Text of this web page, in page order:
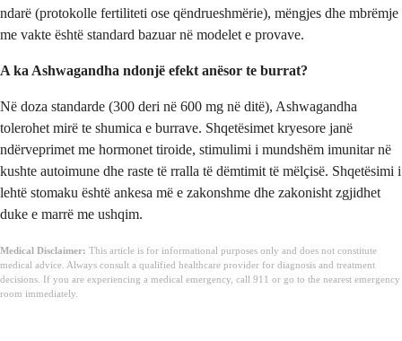
ndarë (protokolle fertiliteti ose qëndrueshmërie), mëngjes dhe mbrëmje
me vakte është standard bazuar në modelet e provave.
A ka Ashwagandha ndonjë efekt anësor te burrat?
Në doza standarde (300 deri në 600 mg në ditë), Ashwagandha
tolerohet mirë te shumica e burrave. Shqetësimet kryesore janë
ndërveprimet me hormonet tiroide, stimulimi i mundshëm imunitar në
kushte autoimune dhe raste të rralla të dëmtimit të mëlçisë. Shqetësimi i
lehtë stomaku është ankesa më e zakonshme dhe zakonisht zgjidhet
duke e marrë me ushqim.
Medical Disclaimer: This article is for informational purposes only and does not constitute
medical advice. Always consult a qualified healthcare provider for diagnosis and treatment
decisions. If you are experiencing a medical emergency, call 911 or go to the nearest emergency
room immediately.